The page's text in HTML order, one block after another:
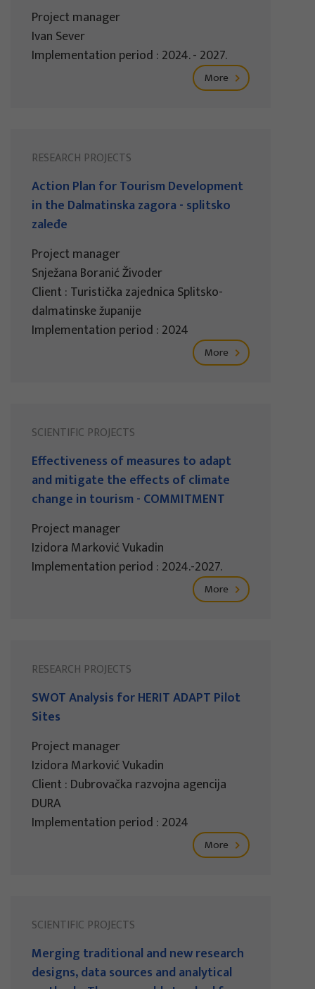
Project manager
Ivan Sever
Implementation period : 2024. - 2027.
More
RESEARCH PROJECTS
Action Plan for Tourism Development
in the Dalmatinska zagora - splitsko
zaleđe
Project manager
Snježana Boranić Živoder
Client : Turistička zajednica Splitsko-
dalmatinske županije
Implementation period : 2024
More
SCIENTIFIC PROJECTS
Effectiveness of measures to adapt
and mitigate the effects of climate
change in tourism - COMMITMENT
Project manager
Izidora Marković Vukadin
Implementation period : 2024.-2027.
More
RESEARCH PROJECTS
SWOT Analysis for HERIT ADAPT Pilot
Sites
Project manager
Izidora Marković Vukadin
Client : Dubrovačka razvojna agencija
DURA
Implementation period : 2024
More
SCIENTIFIC PROJECTS
Merging traditional and new research
designs, data sources and analytical